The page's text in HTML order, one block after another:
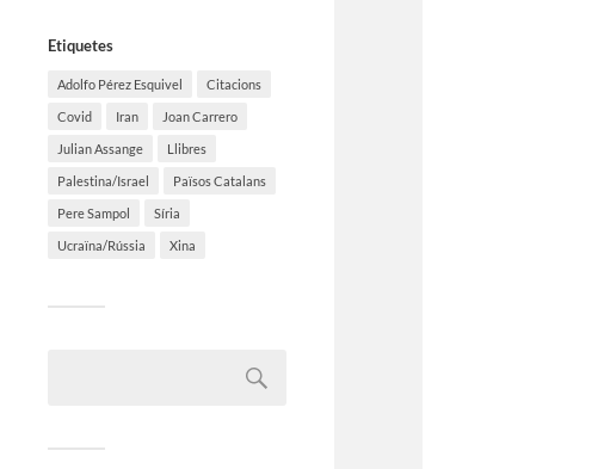
Etiquetes
Adolfo Pérez Esquivel Citacions
Covid Iran Joan Carrero
Julian Assange Llibres
Palestina/Israel Països Catalans
Pere Sampol Síria
Ucraïna/Rússia Xina